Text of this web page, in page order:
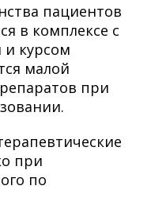
пациентов
в комплексе с
и курсом
малой
при
при
по